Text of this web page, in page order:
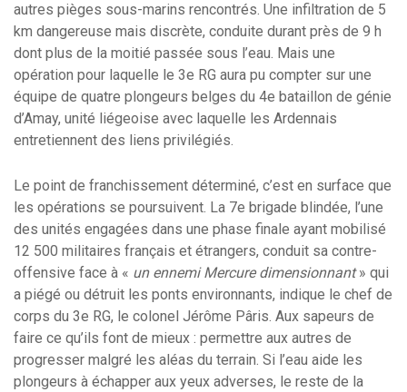
autres pièges sous-marins rencontrés. Une infiltration de 5
km dangereuse mais discrète, conduite durant près de 9 h
dont plus de la moitié passée sous l’eau. Mais une
opération pour laquelle le 3e RG aura pu compter sur une
équipe de quatre plongeurs belges du 4e bataillon de génie
d’Amay, unité liégeoise avec laquelle les Ardennais
entretiennent des liens privilégiés.
Le point de franchissement déterminé, c’est en surface que
les opérations se poursuivent. La 7e brigade blindée, l’une
des unités engagées dans une phase finale ayant mobilisé
12 500 militaires français et étrangers, conduit sa contre-
offensive face à « un ennemi Mercure dimensionnant» qui
a piégé ou détruit les ponts environnants, indique le chef de
corps du 3e RG, le colonel Jérôme Pâris. Aux sapeurs de
faire ce qu’ils font de mieux : permettre aux autres de
progresser malgré les aléas du terrain. Si l’eau aide les
plongeurs à échapper aux yeux adverses, le reste de la